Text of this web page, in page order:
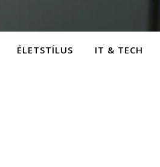
ÉLETSTÍLUS IT & TECH